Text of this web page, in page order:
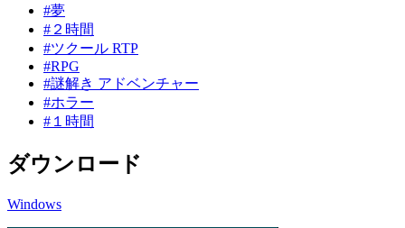
#夢
#２時間
#ツクール RTP
#RPG
#謎解き アドベンチャー
#ホラー
#１時間
ダウンロード
Windows